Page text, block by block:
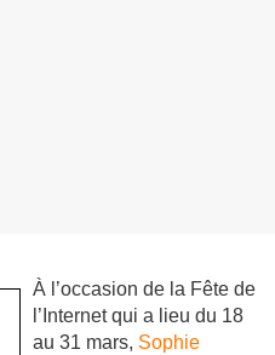
À l’occasion de la Fête de
l’Internet qui a lieu du 18
au 31 mars, Sophie